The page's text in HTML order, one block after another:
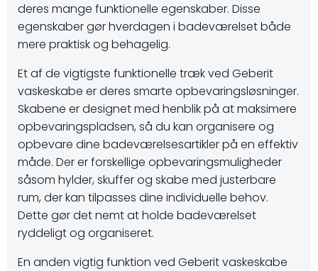
deres mange funktionelle egenskaber. Disse
egenskaber gør hverdagen i badeværelset både
mere praktisk og behagelig.
Et af de vigtigste funktionelle træk ved Geberit
vaskeskabe er deres smarte opbevaringsløsninger.
Skabene er designet med henblik på at maksimere
opbevaringspladsen, så du kan organisere og
opbevare dine badeværelsesartikler på en effektiv
måde. Der er forskellige opbevaringsmuligheder
såsom hylder, skuffer og skabe med justerbare
rum, der kan tilpasses dine individuelle behov.
Dette gør det nemt at holde badeværelset
ryddeligt og organiseret.
En anden vigtig funktion ved Geberit vaskeskabe